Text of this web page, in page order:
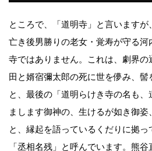
ところで、「道明寺」と言います
亡き後男勝りの老女・覚寿が守る河
寺ではありません。これは、劇界の
田と婿宿彌太郎の死に世を儚み、髻
と、最後の「道明らけき寺の名も
まします御神の、生けるが如き御姿
と、縁起を語っているくだりに拠
「丞相名残」と呼んでいます。熊